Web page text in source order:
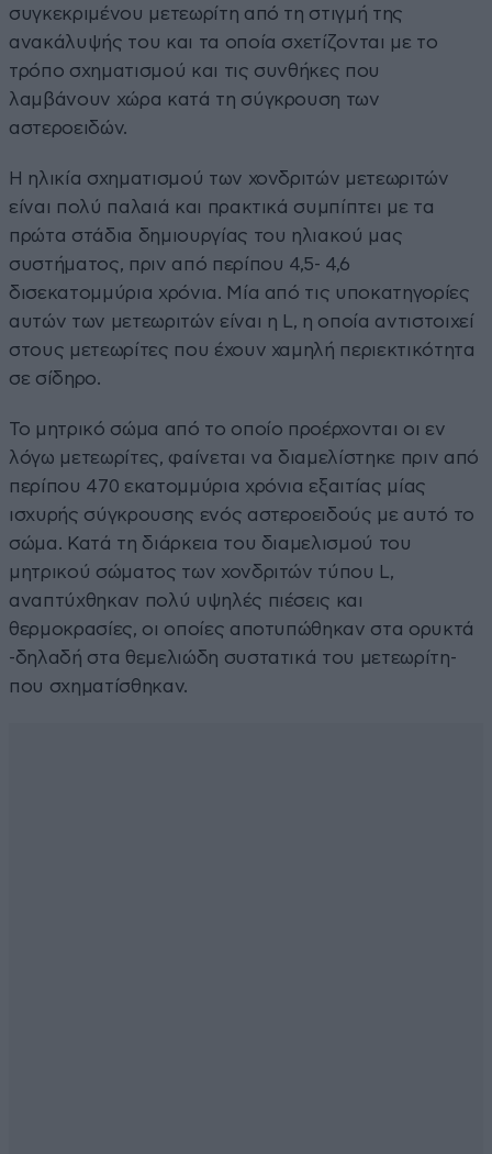
συγκεκριμένου μετεωρίτη από τη στιγμή της
ανακάλυψής του και τα οποία σχετίζονται με το
τρόπο σχηματισμού και τις συνθήκες που
λαμβάνουν χώρα κατά τη σύγκρουση των
αστεροειδών.
Η ηλικία σχηματισμού των χονδριτών μετεωριτών
είναι πολύ παλαιά και πρακτικά συμπίπτει με τα
πρώτα στάδια δημιουργίας του ηλιακού μας
συστήματος, πριν από περίπου 4,5- 4,6
δισεκατομμύρια χρόνια. Μία από τις υποκατηγορίες
αυτών των μετεωριτών είναι η L, η οποία αντιστοιχεί
στους μετεωρίτες που έχουν χαμηλή περιεκτικότητα
σε σίδηρο.
Το μητρικό σώμα από το οποίο προέρχονται οι εν
λόγω μετεωρίτες, φαίνεται να διαμελίστηκε πριν από
περίπου 470 εκατομμύρια χρόνια εξαιτίας μίας
ισχυρής σύγκρουσης ενός αστεροειδούς με αυτό το
σώμα. Κατά τη διάρκεια του διαμελισμού του
μητρικού σώματος των χονδριτών τύπου L,
αναπτύχθηκαν πολύ υψηλές πιέσεις και
θερμοκρασίες, οι οποίες αποτυπώθηκαν στα ορυκτά
-δηλαδή στα θεμελιώδη συστατικά του μετεωρίτη-
που σχηματίσθηκαν.